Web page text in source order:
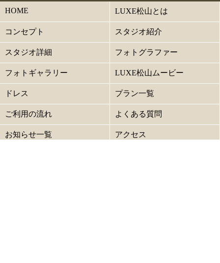
HOME LUXE松山とは
コンセプト スタジオ紹介
スタジオ詳細 フォトグラファー
フォトギャラリー LUXE松山ムービー
ドレス プラン一覧
ご利用の流れ よくある質問
お知らせ一覧 アクセス